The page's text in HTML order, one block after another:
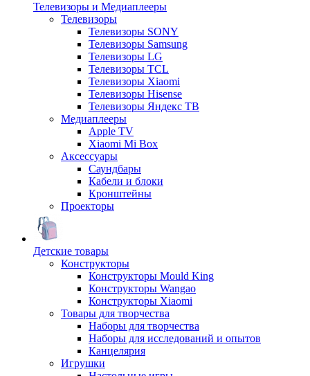
Телевизоры и Медиаплееры
Телевизоры
Телевизоры SONY
Телевизоры Samsung
Телевизоры LG
Телевизоры TCL
Телевизоры Xiaomi
Телевизоры Hisense
Телевизоры Яндекс ТВ
Медиаплееры
Apple TV
Xiaomi Mi Box
Аксессуары
Саундбары
Кабели и блоки
Кронштейны
Проекторы
Детские товары
Конструкторы
Конструкторы Mould King
Конструкторы Wangao
Конструкторы Xiaomi
Товары для творчества
Наборы для творчества
Наборы для исследований и опытов
Канцелярия
Игрушки